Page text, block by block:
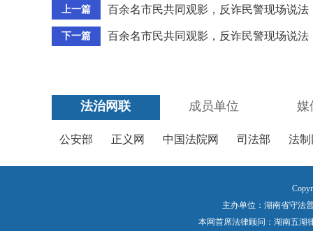
上一篇 百余名市民共同观影，反诈民警现场说
下一篇 百余名市民共同观影，反诈民警现场说
法治网联 成员单位 媒
公安部 正义网 中国法院网 司法部 法制
主办单位：湖南省守法
本网首席法律顾问：湖南五湖